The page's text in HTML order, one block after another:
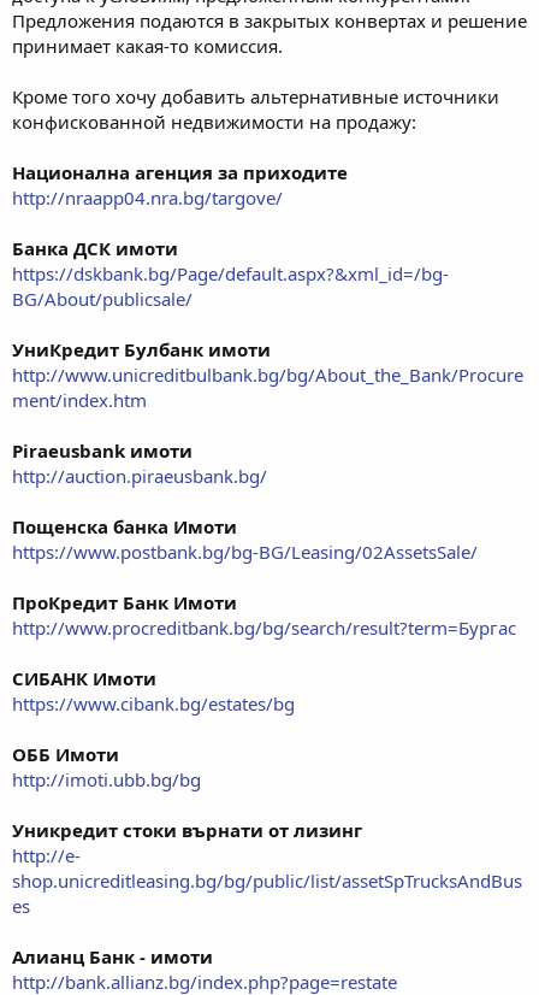
Предложения подаются в закрытых конвертах и решение
принимает какая-то комиссия.
Кроме того хочу добавить альтернативные источники
конфискованной недвижимости на продажу:
Национална агенция за приходите
http://nraapp04.nra.bg/targove/
Банка ДСК имоти
https://dskbank.bg/Page/default.aspx?&xml_id=/bg-
BG/About/publicsale/
УниКредит Булбанк имоти
http://www.unicreditbulbank.bg/bg/About_the_Bank/Procure
ment/index.htm
Piraeusbank имоти
http://auction.piraeusbank.bg/
Пощенска банка Имоти
https://www.postbank.bg/bg-BG/Leasing/02AssetsSale/
ПроКредит Банк Имоти
http://www.procreditbank.bg/bg/search/result?term=Бургас
СИБАНК Имоти
https://www.cibank.bg/estates/bg
ОББ Имоти
http://imoti.ubb.bg/bg
Уникредит стоки върнати от лизинг
http://e-
shop.unicreditleasing.bg/bg/public/list/assetSpTrucksAndBus
es
Алианц Банк - имоти
http://bank.allianz.bg/index.php?page=restate